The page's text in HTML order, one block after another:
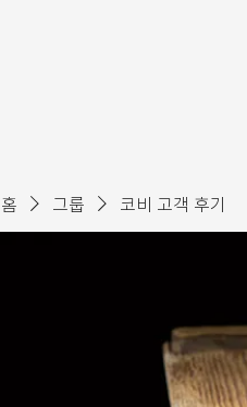
홈 그룹 코비 고객 후기